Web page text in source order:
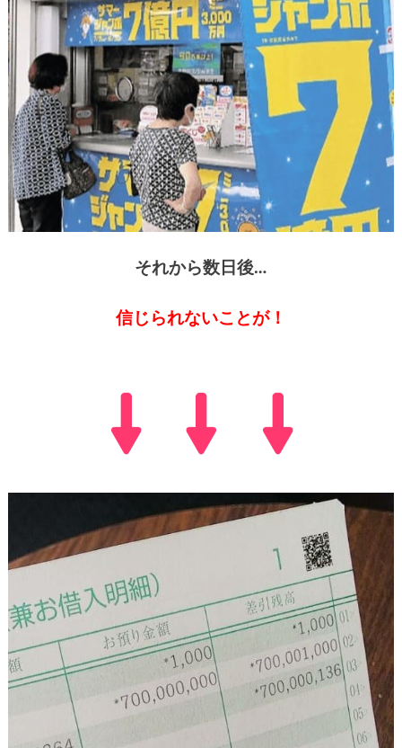
それから数日後…
信じられないことが！